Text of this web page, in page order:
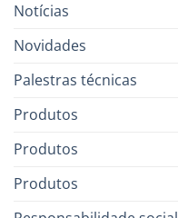
Notícias
Novidades
Palestras técnicas
Produtos
Produtos
Produtos